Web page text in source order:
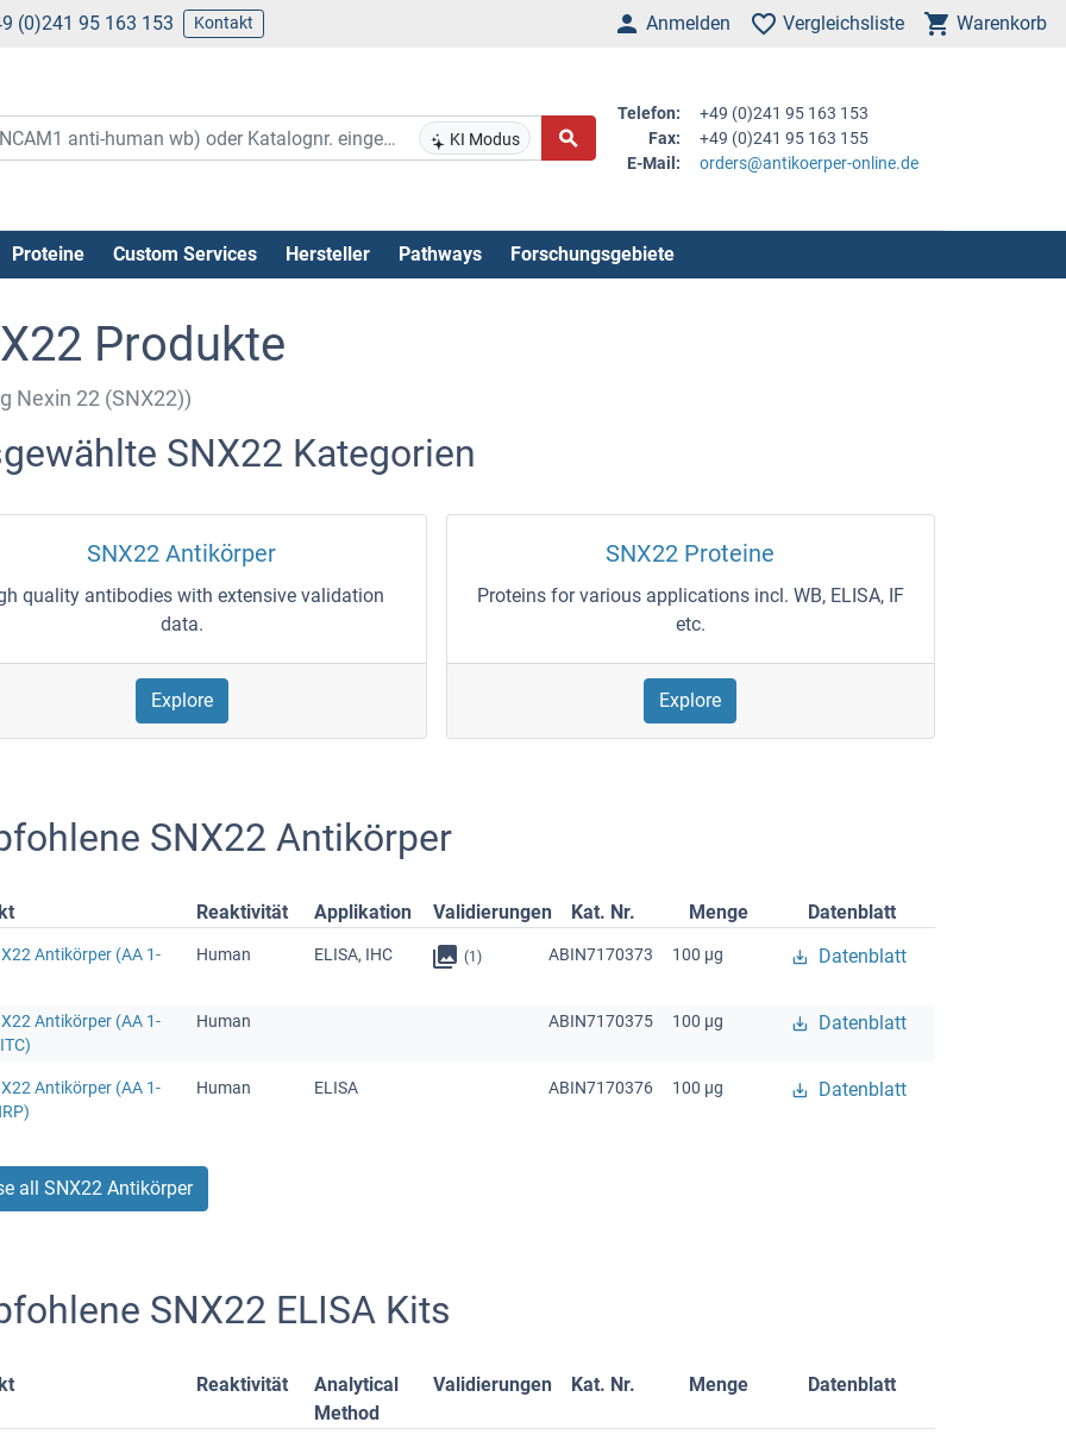
(0)241 95 163 153 Kontakt Anmelden Vergleichsliste Warenkorb
KI Modus
Telefon:
+49 (0)241 95 163 153
Fax:
+49 (0)241 95 163 155
E-Mail:
orders@antikoerper-online.de
Proteine Custom Services Hersteller Pathways Forschungsgebiete
Produkte
Nexin 22 (SNX22))
SNX22 Kategorien
SNX22 Antikörper
quality antibodies with extensive validation
data.
Explore
SNX22 Proteine
Proteins for various applications incl. WB, ELISA, IF
etc.
Explore
SNX22 Antikörper
Reaktivität Applikation Validierungen Kat. Nr. Menge Datenblatt
Antikörper (AA 1- Human ELISA, IHC (1) ABIN7170373 100 μg Datenblatt
Antikörper (AA 1-
Human ABIN7170375 100 μg Datenblatt
Antikörper (AA 1-
Human ELISA ABIN7170376 100 μg Datenblatt
all SNX22 Antikörper
SNX22 ELISA Kits
Reaktivität
Analytical
Method
Validierungen Kat. Nr. Menge Datenblatt